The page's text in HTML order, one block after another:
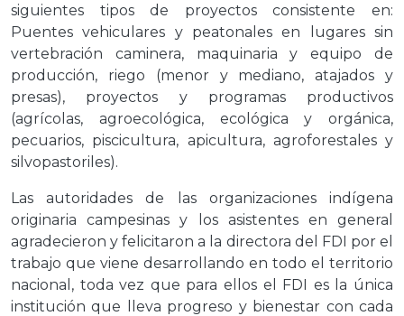
siguientes tipos de proyectos consistente en:
Puentes vehiculares y peatonales en lugares sin
vertebración caminera, maquinaria y equipo de
producción, riego (menor y mediano, atajados y
presas), proyectos y programas productivos
(agrícolas, agroecológica, ecológica y orgánica,
pecuarios, piscicultura, apicultura, agroforestales y
silvopastoriles).
Las autoridades de las organizaciones indígena
originaria campesinas y los asistentes en general
agradecieron y felicitaron a la directora del FDI por el
trabajo que viene desarrollando en todo el territorio
nacional, toda vez que para ellos el FDI es la única
institución que lleva progreso y bienestar con cada